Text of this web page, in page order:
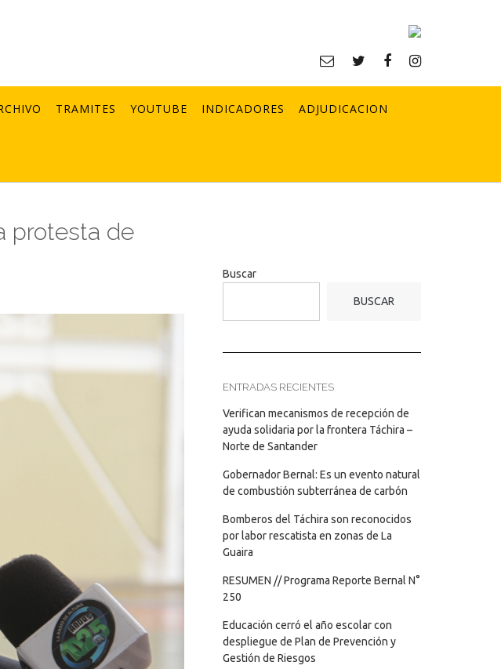
TRAMITES YOUTUBE INDICADORES ADJUDICACION
protesta de
Buscar
BUSCAR
ENTRADAS RECIENTES
Verifican mecanismos de recepción de
ayuda solidaria por la frontera Táchira –
Norte de Santander
Gobernador Bernal: Es un evento natural
de combustión subterránea de carbón
Bomberos del Táchira son reconocidos
por labor rescatista en zonas de La
Guaira
RESUMEN // Programa Reporte Bernal N°
250
Educación cerró el año escolar con
despliegue de Plan de Prevención y
Gestión de Riesgos